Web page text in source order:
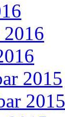
2016
2015
2015